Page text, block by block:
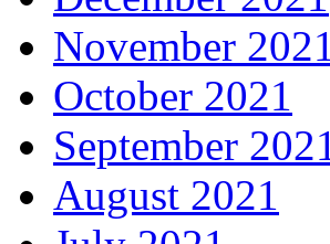
November 2021
October 2021
September 2021
August 2021